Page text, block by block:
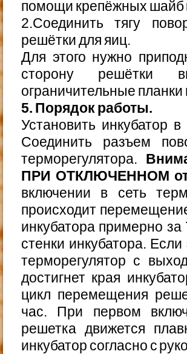
помощи крепёжных шайб
2.Соединить тягу
решётки для яиц.
Для этого нужно
сторону решётки
ограничительные планки
5. Порядок работы.
Установить инкубатор
Соединить разъем
терморегулятора.
ПРИ ОТКЛЮЧЕННОМ от
включении в сеть
происходит
инкубатора примерно
стенки инкубатора.
терморегулятор с
достигнет края
цикл перемещения
час. При первом
решетка движется
инкубатор согласно с